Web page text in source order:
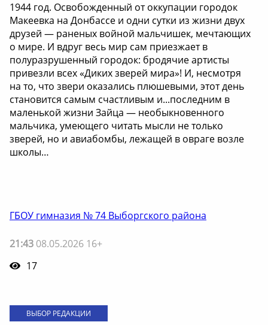
1944 год. Освобожденный от оккупации городок
Макеевка на Донбассе и одни сутки из жизни двух
друзей — раненых войной мальчишек, мечтающих
о мире. И вдруг весь мир сам приезжает в
полуразрушенный городок: бродячие артисты
привезли всех «Диких зверей мира»! И, несмотря
на то, что звери оказались плюшевыми, этот день
становится самым счастливым и...последним в
маленькой жизни Зайца — необыкновенного
мальчика, умеющего читать мысли не только
зверей, но и авиабомбы, лежащей в овраге возле
школы…
ГБОУ гимназия № 74 Выборгского района
21:43 08.05.2026 16+
17
ВЫБОР РЕДАКЦИИ